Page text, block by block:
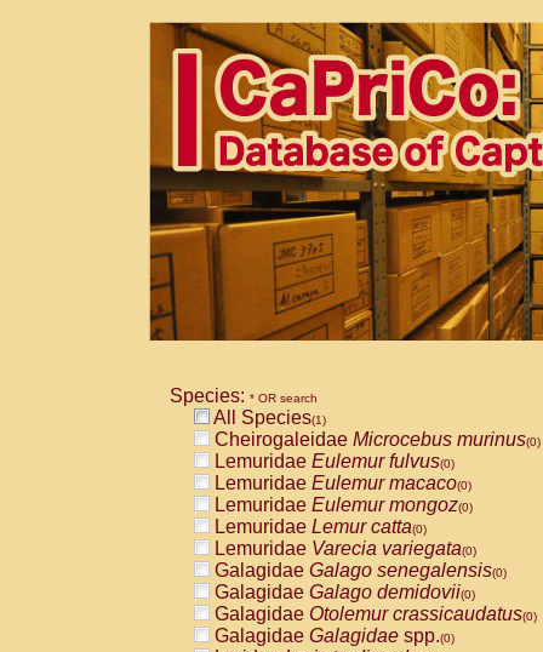
Species: * OR search
All Species(1)
Cheirogaleidae Microcebus murinus(0)
Lemuridae Eulemur fulvus(0)
Lemuridae Eulemur macaco(0)
Lemuridae Eulemur mongoz(0)
Lemuridae Lemur catta(0)
Lemuridae Varecia variegata(0)
Galagidae Galago senegalensis(0)
Galagidae Galago demidovii(0)
Galagidae Otolemur crassicaudatus(0)
Galagidae Galagidae spp.(0)